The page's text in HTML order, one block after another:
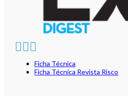
Ficha Técnica
Ficha Técnica Revista Risco